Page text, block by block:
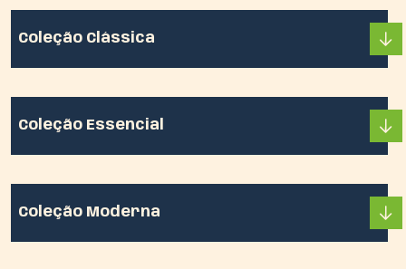
Coleção Clássica
Coleção Essencial
Coleção Moderna